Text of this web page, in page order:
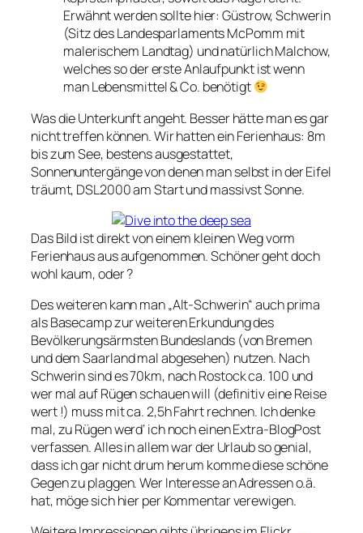
Erwähnt werden sollte hier: Güstrow, Schwerin
(Sitz des Landesparlaments McPomm mit
malerischem Landtag) und natürlich Malchow,
welches so der erste Anlaufpunkt ist wenn
man Lebensmittel & Co. benötigt
Was die Unterkunft angeht. Besser hätte man es gar
nicht treffen können. Wir hatten ein Ferienhaus: 8m
bis zum See, bestens ausgestattet,
Sonnenuntergänge von denen man selbst in der Eifel
träumt, DSL2000 am Start und massivst Sonne.
Das Bild ist direkt von einem kleinen Weg vorm
Ferienhaus aus aufgenommen. Schöner geht doch
wohl kaum, oder ?
Des weiteren kann man „Alt-Schwerin“ auch prima
als Basecamp zur weiteren Erkundung des
Bevölkerungsärmsten Bundeslands (von Bremen
und dem Saarland mal abgesehen) nutzen. Nach
Schwerin sind es 70km, nach Rostock ca. 100 und
wer mal auf Rügen schauen will (definitiv eine Reise
wert !) muss mit ca. 2,5h Fahrt rechnen. Ich denke
mal, zu Rügen werd‘ ich noch einen Extra-BlogPost
verfassen. Alles in allem war der Urlaub so genial,
dass ich gar nicht drum herum komme diese schöne
Gegen zu plaggen. Wer Interesse an Adressen o.ä.
hat, möge sich hier per Kommentar verewigen.